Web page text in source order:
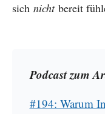
sich nicht bereit
Podcast zum
#194: Warum